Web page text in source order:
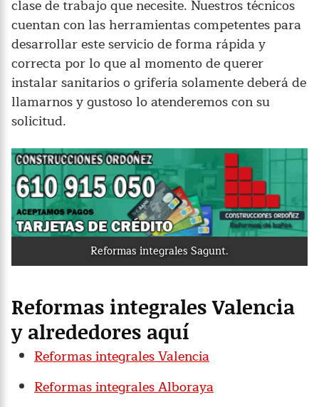
clase de trabajo que necesite. Nuestros técnicos
cuentan con las herramientas competentes para
desarrollar este servicio de forma rápida y
correcta por lo que al momento de querer
instalar sanitarios o grifería solamente deberá de
llamarnos y gustoso lo atenderemos con su
solicitud.
Reformas integrales Sagunt.
Reformas integrales Valencia
y alrededores aquí
Reformas integrales Valencia
Reformas integrales Alboraya